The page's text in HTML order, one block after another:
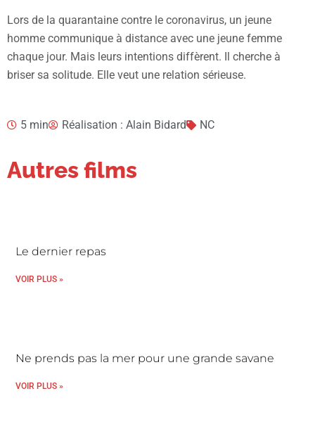
Lors de la quarantaine contre le coronavirus, un jeune
homme communique à distance avec une jeune femme
chaque jour. Mais leurs intentions diffèrent. Il cherche à
briser sa solitude. Elle veut une relation sérieuse.
5 min Réalisation : Alain Bidard NC
Autres films
Le dernier repas
VOIR PLUS »
Ne prends pas la mer pour une grande savane
VOIR PLUS »